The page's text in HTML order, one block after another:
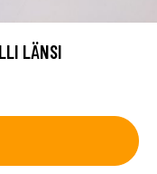
LÄNSI